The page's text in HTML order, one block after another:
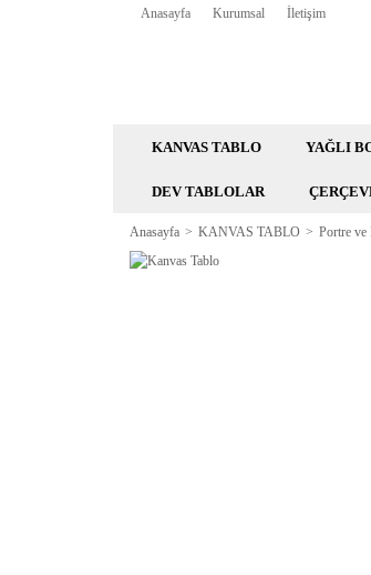
Anasayfa Kurumsal İletişim
KANVAS TABLO YAĞLI
DEV TABLOLAR
Anasayfa KANVAS TABLO Portre ve